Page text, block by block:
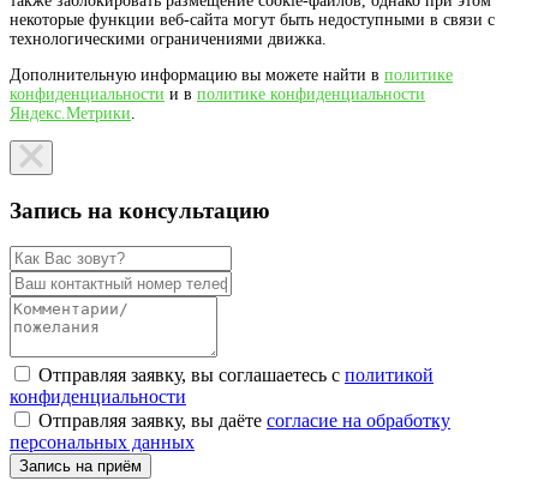
некоторые функции веб-сайта могут быть недоступными в связи с
технологическими ограничениями движка.
Дополнительную информацию вы можете найти в политике
конфиденциальности и в политике конфиденциальности
Яндекс.Метрики
Запись на консультацию
Отправляя заявку, вы соглашаетесь с политикой
конфиденциальности
Отправляя заявку, вы даёте согласие на обработку
персональных данных
Запись на приём